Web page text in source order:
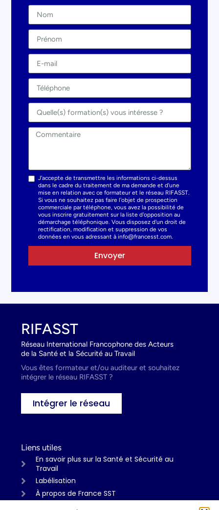
J'accepte de transmettre les informations ci-dessus
dans le cadre du traitement de ma demande et d'une
mise en relation avec ce formateur et le réseau RIFASST.
Si vous ne souhaitez pas faire l'objet de prospection
commerciale par téléphone, vous avez la possibilité de
vous inscrire gratuitement sur la liste d'opposition au
démarchage téléphonique. Vous disposez d'un droit de
rectification, modification et suppression de vos
données en vous adressant à info@francesst.com.
Envoyer
RIFASST
Réseau International Francophone des Acteurs
de la Santé et la Sécurité au Travail
Vous êtes formateur et/ou auditeur et souhaitez
intégrer le réseau RIFASST ?
Intégrer le réseau
Liens utiles
En savoir plus sur la Santé et Sécurité au
Travail
Labélisation
À propos de France SST